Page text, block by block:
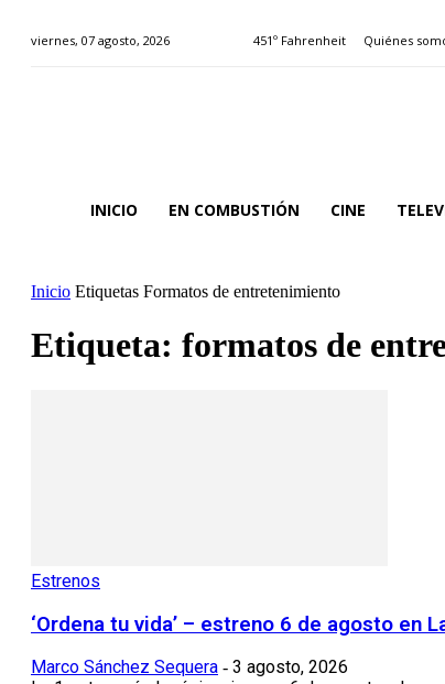
viernes, 07 agosto, 2026 451º Fahrenheit Quiénes
INICIO EN COMBUSTIÓN CINE
Inicio Etiquetas Formatos de entretenimiento
Etiqueta: formatos de
Estrenos
‘Ordena tu vida’ – estreno 6 de agosto en
Marco Sánchez Sequera - 3 agosto, 2026